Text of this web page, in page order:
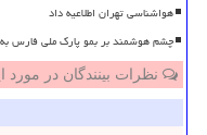
هواشناسی تهران اطلاعیه داد
چشم هوشمند بر بمو پارک ملی فارس
نظرات بینندگان در